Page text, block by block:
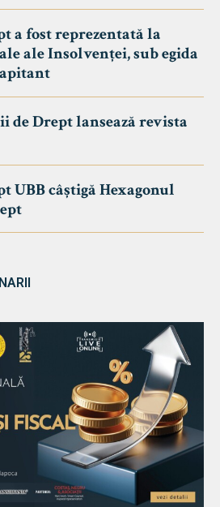
a fost reprezentată la
ale Insolvenței, sub egida
de Drept lansează revista
UBB câștigă Hexagonul